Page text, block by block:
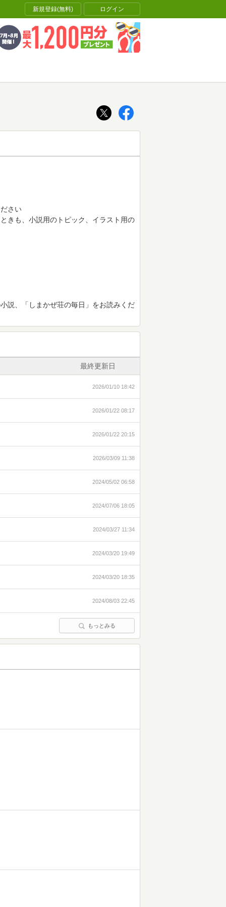
新規登録(無料) ログイン
さい
きも、小説用のトピック、イラスト用の
説、「しまかぜ荘の毎日」をお読みくだ
最終更新日
2026/01/10 18:42
2026/01/22 08:17
2026/01/22 20:15
2026/03/09 11:38
2024/05/02 06:58
2024/07/06 18:05
2024/03/27 11:34
2024/03/20 19:49
2024/03/20 18:35
2024/08/03 22:45
もっとみる